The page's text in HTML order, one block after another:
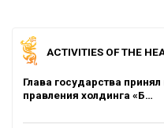
ACTIVITIES OF THE
Глава государства
правления холдинга «Б…